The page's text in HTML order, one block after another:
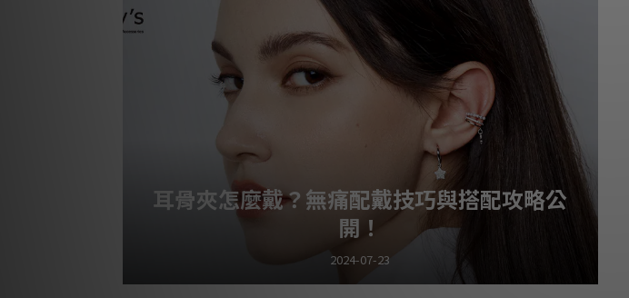
身體部位，還能夠與各種臉型和穿搭風格相互呼應，帶來截然不同的時尚效
果。註：Lucy’s 官網項鍊測量方式為含扣頭的項鍊長度，延長鍊的長度則另外
註明。 頸鍊：3
耳骨夾怎麼戴？無痛配戴技巧與搭配攻略公
開！
2024-07-23